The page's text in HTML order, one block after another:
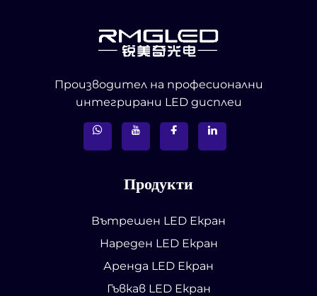
Производител на професионални
интегрирани LED дисплеи
Продукти
Вътрешен LED Екран
Нареден LED Екран
Аренда LED Екран
Гъвкав LED Екран